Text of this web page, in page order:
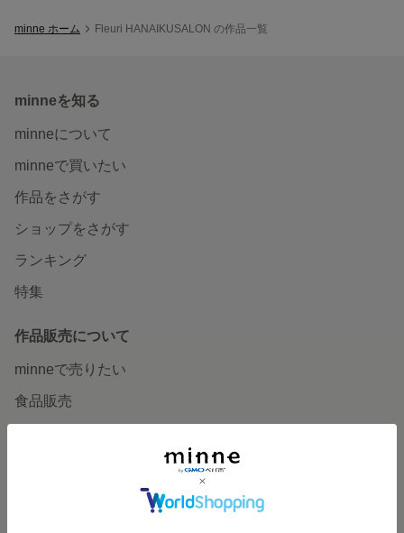
minne ホーム Fleuri HANAIKUSALON の作品一覧
minneを知る
minneについて
minneで買いたい
作品をさがす
ショップをさがす
ランキング
特集
作品販売について
minneで売りたい
食品販売